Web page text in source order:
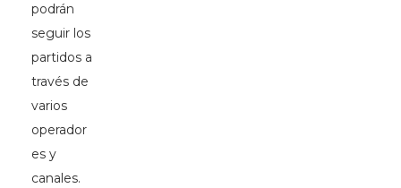
podrán
seguir los
partidos a
través de
varios
operador
es y
canales.